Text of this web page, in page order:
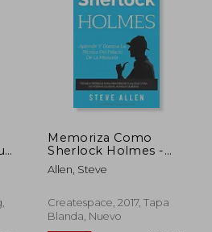
Memoriza Como
Sherlock Holmes -
Aprende la tã Cnica
del Palacio de la
Probada Para
Memorizar Cualquier
Allen, Steve
Createspace, 2017, Tapa
Blanda, Nuevo